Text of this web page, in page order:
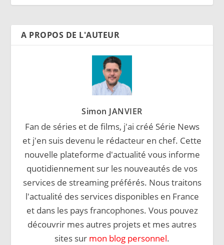
A PROPOS DE L'AUTEUR
Simon JANVIER
Fan de séries et de films, j'ai créé Série News
et j'en suis devenu le rédacteur en chef. Cette
nouvelle plateforme d'actualité vous informe
quotidiennement sur les nouveautés de vos
services de streaming préférés. Nous traitons
l'actualité des services disponibles en France
et dans les pays francophones. Vous pouvez
découvrir mes autres projets et mes autres
sites sur mon blog personnel.